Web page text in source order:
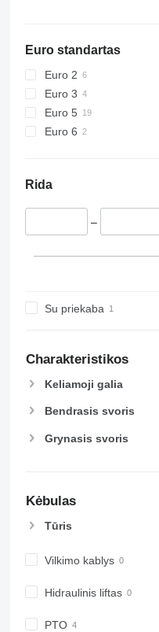
Euro standartas
Euro 2
Euro 3
Euro 5
Euro 6
Rida
–
Su priekaba
Charakteristikos
Keliamoji galia
Bendrasis svoris
Grynasis svoris
Kėbulas
Tūris
Vilkimo kablys
Hidraulinis liftas
PTO